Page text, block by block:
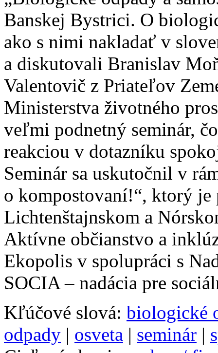
Banskej Bystrici. O
ako s nimi nakladať v
a diskutovali Branislav
Valentovič z Priateľov
Ministerstva životného
veľmi podnetný seminár,
reakciou v dotazníku
Seminár sa uskutočnil v
o kompostovaní!“, ktorý je
Lichtenštajnskom a
Aktívne občianstvo a
Ekopolis v spolupráci s
SOCIA – nadácia pre
Kľúčové slová: biologické
odpady | osveta | seminár |